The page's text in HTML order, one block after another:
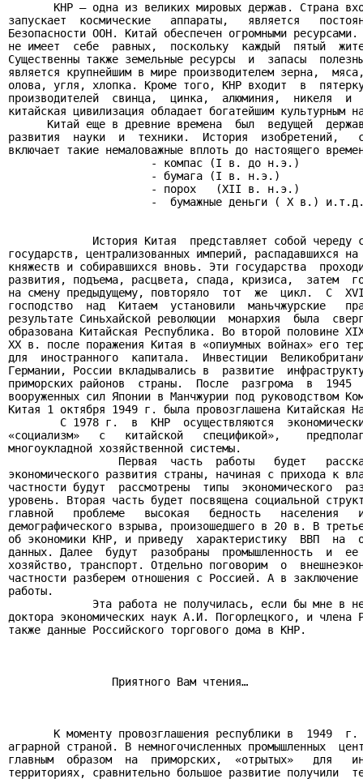
КНР – одна из великих мировых держав. Страна
запускает  космические   аппараты,   является
Безопасности ООН. Китай обеспечен огромными
не имеет  себе  равных,  поскольку  каждый  пятый
Существенны также земельные ресурсы  и  запасы
является крупнейшим в мире производителем зерна,
олова, угля, хлопка. Кроме того, КНР входит  в
производителей  свинца,  цинка,  алюминия,  никеля  и
китайская цивилизация обладает богатейшим культурным
Китай еще в древние времена  был  ведущей
развития  науки  и  техники.  История  изобретений,
включает такие немаловажные вплоть до настоящего
                      - компас (I в. до н.э.)
                      - бумага (I в. н.э.)
                      - порох   (XII в. н.э.)
-  бумажные деньги ( X в.)
История Китая  представляет собой череду
государств, централизованных империй, распадавшихся
княжеств и собиравшихся вновь. Эти государства
развития, подъема, расцвета, спада, кризиса,  затем
на смену предыдущему, повторяло  тот  же  цикл.  С
господство  над  Китаем  установили  маньчжурские
результате Синьхайской революции  монархия  была
образована Китайская Республика. Во второй половине
XX в. после поражения Китая в «опиумных войнах» его
для  иностранного  капитала.  Инвестиции
Германии, России вкладывались в  развитие
приморских районов  страны.  После  разгрома  в  1945
вооруженных сил Японии в Манчжурии под руководством
Китая 1 октября 1949 г. была провозглашена Китайская
С 1978 г.  в  КНР  осуществляются
«социализм»   с   китайской   спецификой»,
многоукладной хозяйственной системы.
Первая  часть  работы   будет
экономического развития страны, начиная с прихода к
частности будут  рассмотрены  типы  экономического
уровень. Вторая часть будет посвящена социальной
главной   проблеме   высокая   бедность   населения
демографического взрыва, произошедшего в 20 в. В
об экономики КНР, и приведу  характеристику  ВВП  на
данных. Далее  будут  разобраны  промышленность  и
хозяйство, транспорт. Отдельно поговорим  о
частности разберем отношения с Россией. А в
работы.
Эта работа не получилась, если бы мне в
доктора экономических наук А.И. Погорлецкого, и
также данные Российского торгового дома в КНР.
                Приятного Вам чтения…
К моменту провозглашения республики в  1949
аграрной страной. В немногочисленных промышленных
главным  образом  на  приморских,  «отрытых»   для
территориях, сравнительно большое развитие получили